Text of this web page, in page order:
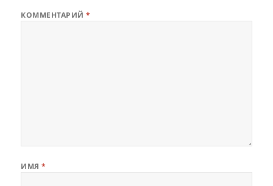
КОММЕНТАРИЙ*
ИМЯ*